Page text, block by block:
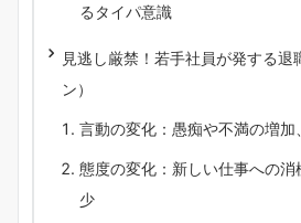
るタイパ意識
見逃し厳禁！若手社員が発する退
ン）
言動の変化：愚痴や不満の増
態度の変化：新しい仕事への
少